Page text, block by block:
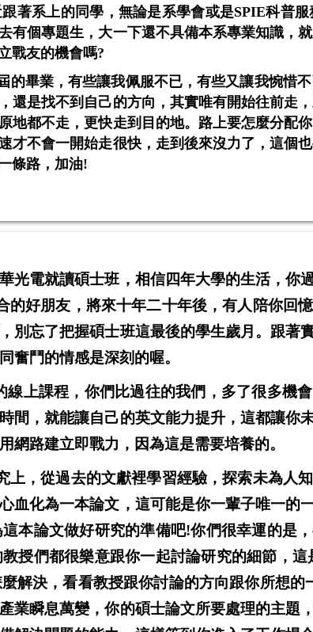
著系上的同學，無論是系學會或是SPIE科普服
有個專題生，大一下還不具備本系專業知識，
戰友的機會嗎?
的畢業，有些讓我佩服不已，有些又讓我惋惜
還是找不到自己的方向，其實唯有開始往前走
地都不走，更快走到目的地。路上要怎麼分配
才不會一開始走很快，走到後來沒力了，這個
條路，加油!
光電就讀碩士班，相信四年大學的生活，你
的好朋友，將來十年二十年後，有人陪你回
別忘了把握碩士班這最後的學生歲月。跟著
奮鬥的情感是深刻的喔。
線上課程，你們比過往的我們，多了很多機
間，就能讓自己的英文能力提升，這都讓你
網路建立即戰力，因為這是需要培養的。
上，從過去的文獻裡學習經驗，探索未為人
血化為一本論文，這可能是你一輩子唯一的
本論文做好研究的準備吧!你們很幸運的是
授們都很樂意跟你一起討論研究的細節，
解決，看看教授跟你討論的方向跟你所想的
業瞬息萬變，你的碩士論文所要處理的主題